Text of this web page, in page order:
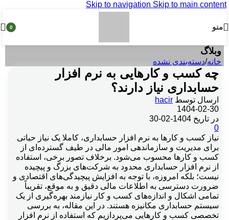
Skip to navigation Skip to main content
منو
0
وبلاگ
خانه/دسته‌بندی نشده
چه کسب و کارهایی به نرم افزار
حسابداری نیاز دارند؟
ارسال توسط hacir
1404-02-30
در تاریخ 1404-02-30
0
نیاز کسب و کارها به نرم افزار حسابداری، کاملا یک نیاز حیاتی
برای مدیریت و سازماندهی امور مالی در طیف گسترده‌ای از
کسب و کارها محسوب می‌شود. برخلاف تصور برخی، استفاده
از نرم افزار حسابداری محدود به شرکت‌های بزرگ و پیچیده
نیست؛ بلکه امروزه، با توجه به افزایش پیچیدگی‌های اقتصادی و
ضرورت دسترسی به اطلاعات مالی دقیق و به موقع، تقریباً
تمامی اشکال و اندازه‌های کسب و کار نیازمند بهره‌گیری از یک
سیستم حسابداری مکانیزه هستند. در این مقاله، به بررسی
تخصصی کسب و کارهایی می‌پردازیم که استفاده از نرم افزار